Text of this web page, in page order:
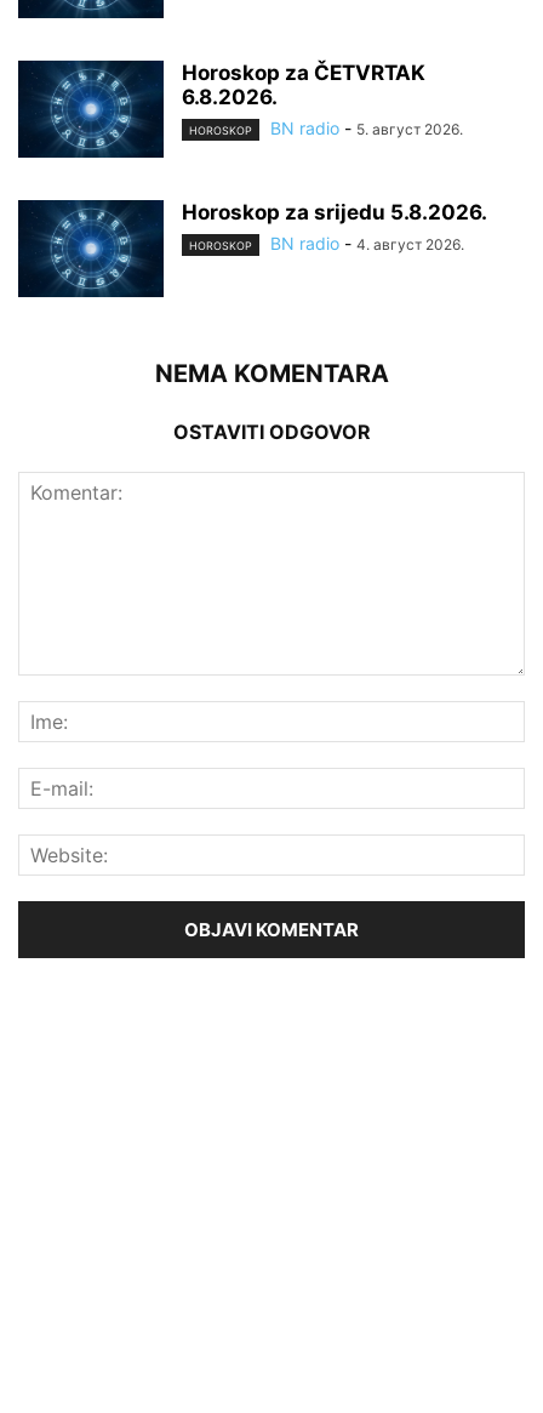
Horoskop za ČETVRTAK
6.8.2026.
HOROSKOP BN radio - 5. август 2026.
Horoskop za srijedu 5.8.2026.
HOROSKOP BN radio - 4. август 2026.
NEMA KOMENTARA
OSTAVITI ODGOVOR